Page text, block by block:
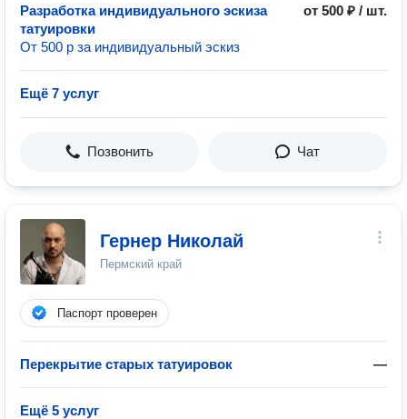
Разработка индивидуального эскиза
татуировки
от 500 ₽ / шт.
От 500 р за индивидуальный эскиз
Ещё 7 услуг
Позвонить Чат
Гернер Николай
Пермский край
Паспорт проверен
Перекрытие старых татуировок —
Ещё 5 услуг